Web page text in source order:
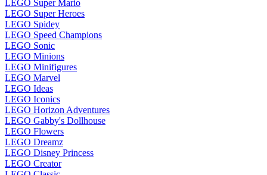
LEGO Super Mario
LEGO Super Heroes
LEGO Spidey
LEGO Speed Champions
LEGO Sonic
LEGO Minions
LEGO Minifigures
LEGO Marvel
LEGO Ideas
LEGO Iconics
LEGO Horizon Adventures
LEGO Gabby's Dollhouse
LEGO Flowers
LEGO Dreamz
LEGO Disney Princess
LEGO Creator